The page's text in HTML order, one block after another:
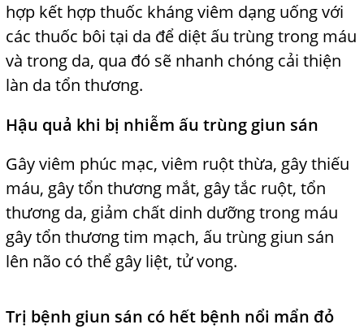
hợp kết hợp thuốc kháng viêm dạng uống với
các thuốc bôi tại da để diệt ấu trùng trong máu
và trong da, qua đó sẽ nhanh chóng cải thiện
làn da tổn thương.
Hậu quả khi bị nhiễm ấu trùng giun sán
Gây viêm phúc mạc, viêm ruột thừa, gây thiếu
máu, gây tổn thương mắt, gây tắc ruột, tổn
thương da, giảm chất dinh dưỡng trong máu
gây tổn thương tim mạch, ấu trùng giun sán
lên não có thể gây liệt, tử vong.
Trị bệnh giun sán có hết bệnh nổi mẩn đỏ